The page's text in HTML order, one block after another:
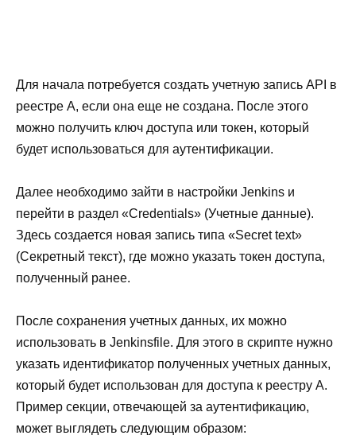
Для начала потребуется создать учетную запись API в
реестре A, если она еще не создана. После этого
можно получить ключ доступа или токен, который
будет использоваться для аутентификации.
Далее необходимо зайти в настройки Jenkins и
перейти в раздел «Credentials» (Учетные данные).
Здесь создается новая запись типа «Secret text»
(Секретный текст), где можно указать токен доступа,
полученный ранее.
После сохранения учетных данных, их можно
использовать в Jenkinsfile. Для этого в скрипте нужно
указать идентификатор полученных учетных данных,
который будет использован для доступа к реестру A.
Пример секции, отвечающей за аутентификацию,
может выглядеть следующим образом: